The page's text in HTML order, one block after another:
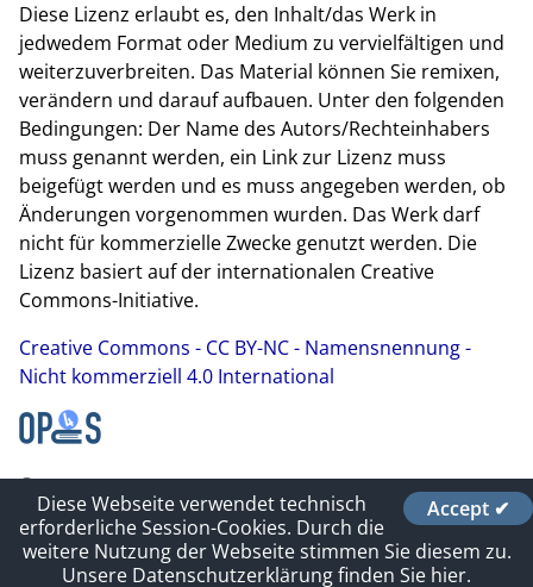
Diese Lizenz erlaubt es, den Inhalt/das Werk in
jedwedem Format oder Medium zu vervielfältigen und
weiterzuverbreiten. Das Material können Sie remixen,
verändern und darauf aufbauen. Unter den folgenden
Bedingungen: Der Name des Autors/Rechteinhabers
muss genannt werden, ein Link zur Lizenz muss
beigefügt werden und es muss angegeben werden, ob
Änderungen vorgenommen wurden. Das Werk darf
nicht für kommerzielle Zwecke genutzt werden. Die
Lizenz basiert auf der internationalen Creative
Commons-Initiative.
Creative Commons - CC BY-NC - Namensnennung -
Nicht kommerziell 4.0 International
Contact
Impressum und Datenschutz
Sitelinks
Accept ✔
Diese Webseite verwendet technisch
erforderliche Session-Cookies. Durch die
weitere Nutzung der Webseite stimmen Sie diesem zu.
Unsere Datenschutzerklärung finden Sie hier.